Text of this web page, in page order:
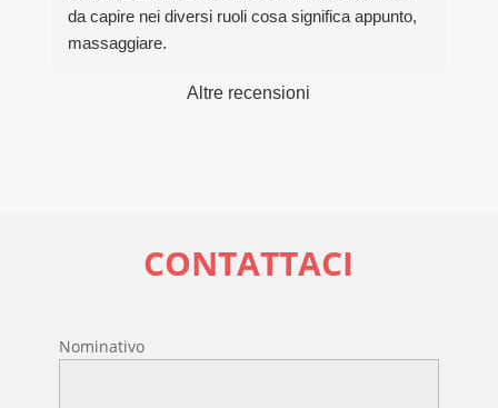
da capire nei diversi ruoli cosa significa appunto,
massaggiare.
Altre recensioni
CONTATTACI
Nominativo